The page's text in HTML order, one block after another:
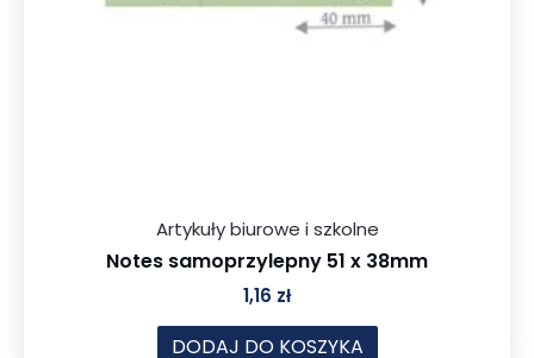
Artykuły biurowe i szkolne
Notes samoprzylepny 51 x 38mm
1,16 zł
DODAJ DO KOSZYKA